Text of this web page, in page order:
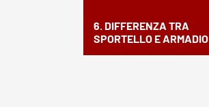
6. DIFFERENZA TRA
SPORTELLO E ARMADIO